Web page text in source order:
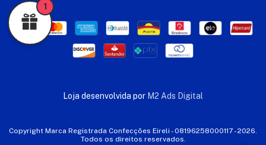
Loja desenvolvida por M2 Ads Digital
Copyright Marca Registrada Confecções Eireli - 08196258000117 - 2026.
Todos os direitos reservados.
1